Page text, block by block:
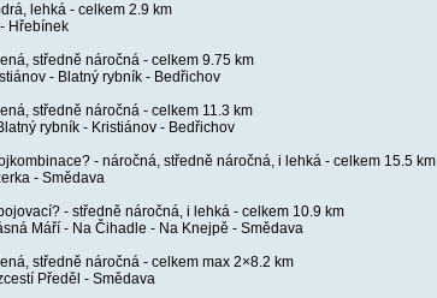
lehká - celkem 2.9 km
Hřebínek
středně náročná - celkem 9.75 km
- Blatný rybník - Bedřichov
středně náročná - celkem 11.3 km
rybník - Kristiánov - Bedřichov
- náročná, středně náročná, i lehká - celkem 15.5 km
- Smědava
- středně náročná, i lehká - celkem 10.9 km
Máří - Na Čihadle - Na Knejpě - Smědava
středně náročná - celkem max 2×8.2 km
Předěl - Smědava